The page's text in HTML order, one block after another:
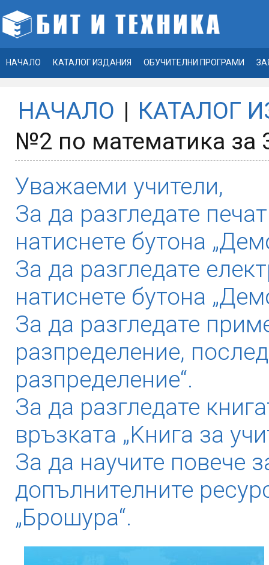
НАЧАЛО КАТАЛОГ ИЗДАНИЯ ОБУЧИТЕЛНИ ПРОГРАМИ
НАЧАЛО | КАТАЛОГ
№2 по математика за
Уважаеми учители,
За да разгледате
натиснете бутона
За да разгледате
натиснете бутона
За да разгледате
разпределение,
разпределение“.
За да разгледате
връзката „Kнига за
За да научите повече
допълнителните
„Брошура“.